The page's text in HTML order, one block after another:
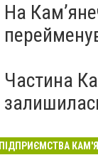
На
Частина
ПІДПРИЄМСТВА